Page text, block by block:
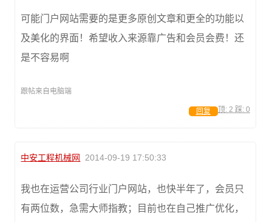
可能门户网站需要的是更多原创文章和更全的功能以
及美化的界面！希望收入来源靠广告和会员会费！还
是不容易啊
跟帖来自电脑端
顶: 2 踩: 0
回复
中安工程机械网 2014-09-19 17:50:33
我也在运营公司行业门户网站，也快半年了，会员只
有两位数，急需大师指教；目前也在自己推广优化，